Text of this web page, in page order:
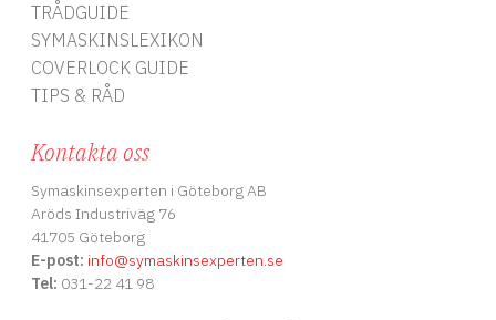
TRÅDGUIDE
SYMASKINSLEXIKON
COVERLOCK GUIDE
TIPS & RÅD
Kontakta oss
Symaskinsexperten i Göteborg AB
Aröds Industriväg 76
41705 Göteborg
E-post: info@symaskinsexperten.se
Tel: 031-22 41 98